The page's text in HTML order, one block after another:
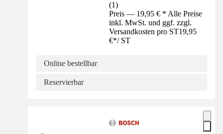
(1)
Preis — 19,95 € * Alle Preise
inkl. MwSt. und ggf. zzgl.
Versandkosten pro ST19,95
€*/ ST
Online bestellbar
Reservierbar